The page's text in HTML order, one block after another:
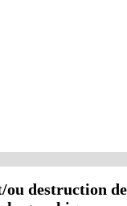
ou destruction